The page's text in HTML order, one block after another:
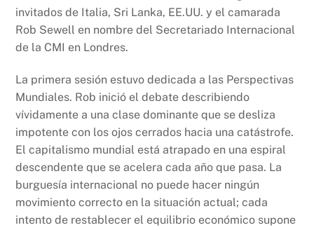
invitados de Italia, Sri Lanka, EE.UU. y el camarada
Rob Sewell en nombre del Secretariado Internacional
de la CMI en Londres.
La primera sesión estuvo dedicada a las Perspectivas
Mundiales. Rob inició el debate describiendo
vívidamente a una clase dominante que se desliza
impotente con los ojos cerrados hacia una catástrofe.
El capitalismo mundial está atrapado en una espiral
descendente que se acelera cada año que pasa. La
burguesía internacional no puede hacer ningún
movimiento correcto en la situación actual; cada
intento de restablecer el equilibrio económico supone